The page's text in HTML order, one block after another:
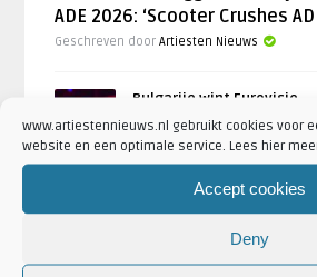
www.artiestennieuws.nl gebruikt cookies voor
website en een optimale service. Lees hier
Accept cookies
Deny
ADE 2026: ‘Scooter Crushes
Geschreven doorArtiesten Nieuws
Bulgarije wint Eurovisie
Songfestival 2026,
Nederland ontbreekt
doorDjuna Vaesen
Festivalseizoen 2026
af met REBiRTH Festival
doorDjuna Vaesen